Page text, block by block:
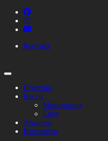
Контакт
Почетна
Вести
Македонија
Свет
Анализи
Интервјуа